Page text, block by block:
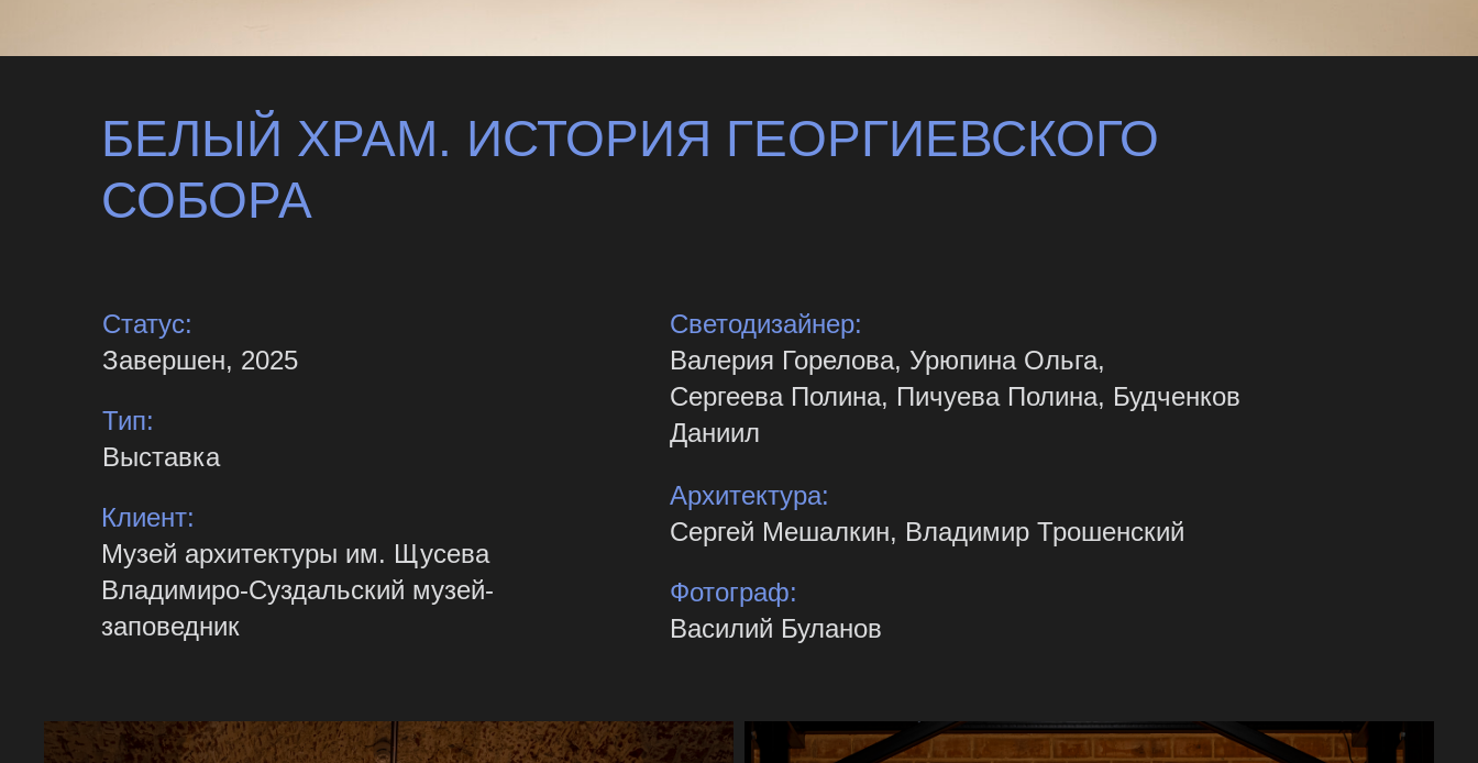
БЕЛЫЙ ХРАМ. ИСТОРИЯ ГЕОРГИЕВСКОГО
СОБОРА
Статус:
Завершен, 2025
Светодизайнер:
Валерия Горелова, Урюпина Ольга,
Сергеева Полина, Пичуева Полина, Будченков
Даниил
Тип:
Выставка
Клиент:
Музей архитектуры им. Щусева
Владимиро-Суздальский музей-
заповедник
Архитектура:
Сергей Мешалкин, Владимир Трошенский
Фотограф:
Василий Буланов